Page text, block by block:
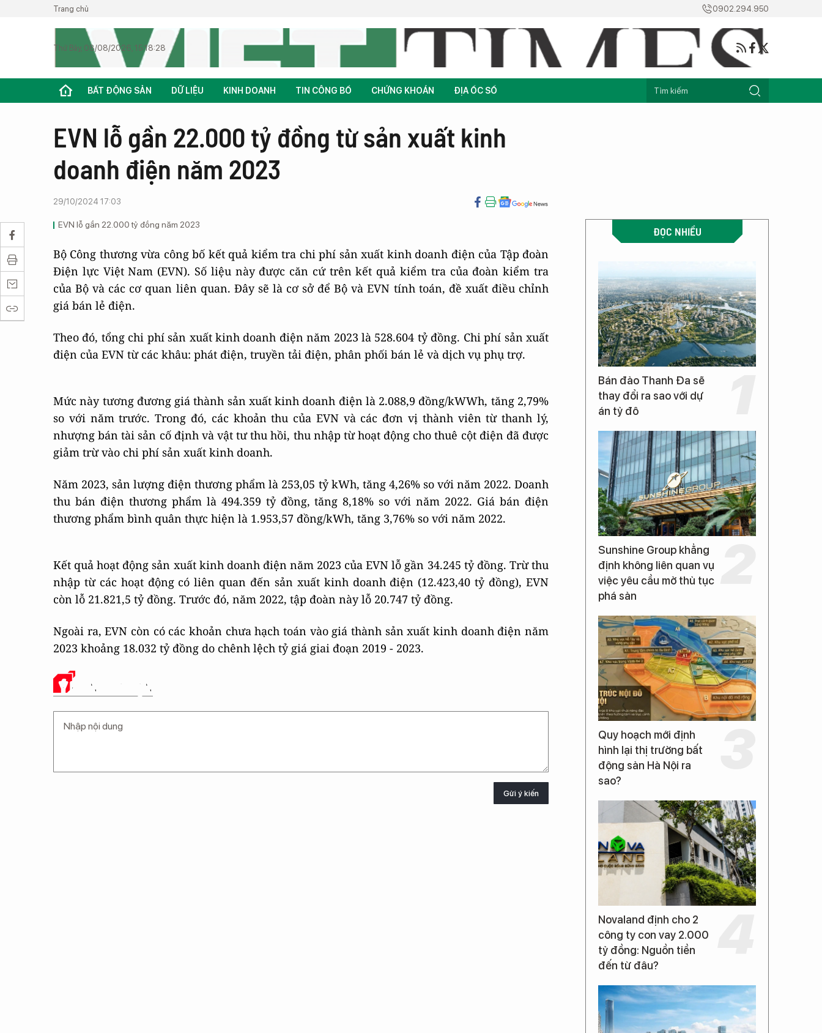
Trang chủ 0902.294.950
Thứ Bảy, 08/08/2026, 15:18:28
BẤT ĐỘNG SẢN DỮ LIỆU KINH DOANH TIN CÔNG BỐ CHỨNG KHOÁN ĐỊA ỐC SỐ
EVN lỗ gần 22.000 tỷ đồng từ sản xuất kinh
doanh điện năm 2023
29/10/2024 17:03
EVN lỗ gần 22.000 tỷ đồng năm 2023
Bộ Công thương vừa công bố kết quả kiểm tra chi phí sản xuất kinh doanh điện của Tập đoàn
Điện lực Việt Nam (EVN). Số liệu này được căn cứ trên kết quả kiểm tra của đoàn kiểm tra
của Bộ và các cơ quan liên quan. Đây sẽ là cơ sở để Bộ và EVN tính toán, đề xuất điều chỉnh
giá bán lẻ điện.
Theo đó, tổng chi phí sản xuất kinh doanh điện năm 2023 là 528.604 tỷ đồng. Chi phí sản xuất
điện của EVN từ các khâu: phát điện, truyền tải điện, phân phối bán lẻ và dịch vụ phụ trợ.
Mức này tương đương giá thành sản xuất kinh doanh điện là 2.088,9 đồng/kWWh, tăng 2,79%
so với năm trước. Trong đó, các khoản thu của EVN và các đơn vị thành viên từ thanh lý,
nhượng bán tài sản cố định và vật tư thu hồi, thu nhập từ hoạt động cho thuê cột điện đã được
giảm trừ vào chi phí sản xuất kinh doanh.
Năm 2023, sản lượng điện thương phẩm là 253,05 tỷ kWh, tăng 4,26% so với năm 2022. Doanh
thu bán điện thương phẩm là 494.359 tỷ đồng, tăng 8,18% so với năm 2022. Giá bán điện
thương phẩm bình quân thực hiện là 1.953,57 đồng/kWh, tăng 3,76% so với năm 2022.
Kết quả hoạt động sản xuất kinh doanh điện năm 2023 của EVN lỗ gần 34.245 tỷ đồng. Trừ thu
nhập từ các hoạt động có liên quan đến sản xuất kinh doanh điện (12.423,40 tỷ đồng), EVN
còn lỗ 21.821,5 tỷ đồng. Trước đó, năm 2022, tập đoàn này lỗ 20.747 tỷ đồng.
Ngoài ra, EVN còn có các khoản chưa hạch toán vào giá thành sản xuất kinh doanh điện năm
2023 khoảng 18.032 tỷ đồng do chênh lệch tỷ giá giai đoạn 2019 - 2023.
Ý KIẾN CỦA BẠN
Gửi ý kiến
ĐỌC NHIỀU
Bán đảo Thanh Đa sẽ
thay đổi ra sao với dự
án tỷ đô
Sunshine Group khẳng
định không liên quan vụ
việc yêu cầu mở thủ tục
phá sản
Quy hoạch mới định
hình lại thị trường bất
động sản Hà Nội ra
sao?
Novaland định cho 2
công ty con vay 2.000
tỷ đồng: Nguồn tiền
đến từ đâu?